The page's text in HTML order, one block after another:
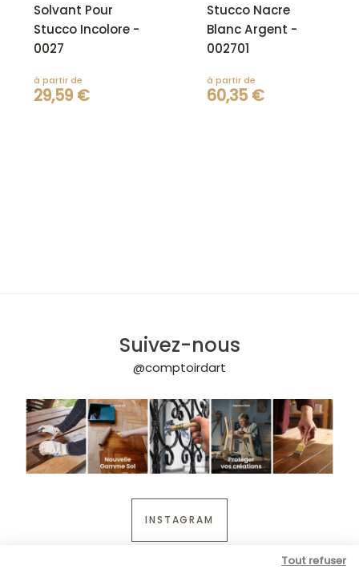
Tout refuser
Solvant Pour
Stucco Incolore -
0027
à partir de
29,59 €
Stucco Nacre
Blanc Argent -
002701
à partir de
60,35 €
Suivez-nous
@comptoirdart
INSTAGRAM